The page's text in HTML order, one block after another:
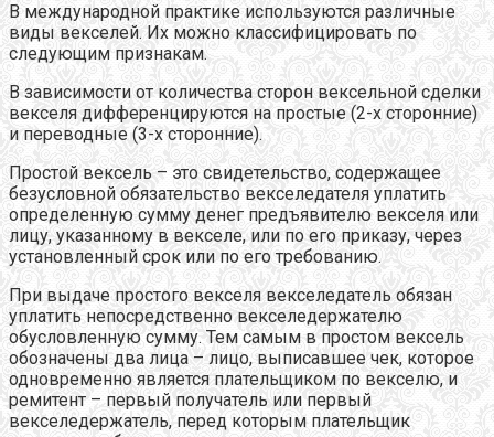
В международной практике используются различные
виды векселей. Их можно классифицировать по
следующим признакам.
В зависимости от количества сторон вексельной сделки
векселя дифференцируются на простые (2-х сторонние)
и переводные (3-х сторонние).
Простой вексель – это свидетельство, содержащее
безусловной обязательство векселедателя уплатить
определенную сумму денег предъявителю векселя или
лицу, указанному в векселе, или по его приказу, через
установленный срок или по его требованию.
При выдаче простого векселя векселедатель обязан
уплатить непосредственно векселедержателю
обусловленную сумму. Тем самым в простом вексель
обозначены два лица – лицо, выписавшее чек, которое
одновременно является плательщиком по векселю, и
ремитент – первый получатель или первый
векселедержатель, перед которым плательщик